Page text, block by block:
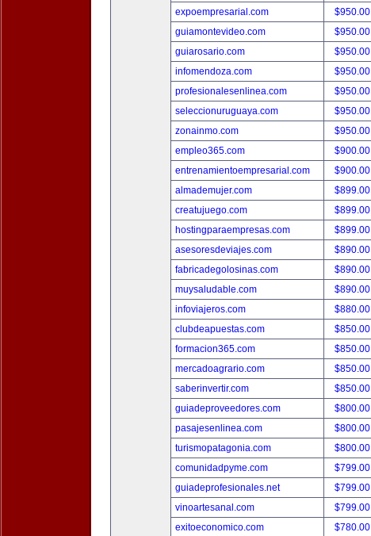
expoempresarial.com
$950.00
guiamontevideo.com
$950.00
guiarosario.com
$950.00
infomendoza.com
$950.00
profesionalesenlinea.com
$950.00
seleccionuruguaya.com
$950.00
zonainmo.com
$950.00
empleo365.com
$900.00
entrenamientoempresarial.com
$900.00
almademujer.com
$899.00
creatujuego.com
$899.00
hostingparaempresas.com
$899.00
asesoresdeviajes.com
$890.00
fabricadegolosinas.com
$890.00
muysaludable.com
$890.00
infoviajeros.com
$880.00
clubdeapuestas.com
$850.00
formacion365.com
$850.00
mercadoagrario.com
$850.00
saberinvertir.com
$850.00
guiadeproveedores.com
$800.00
pasajesenlinea.com
$800.00
turismopatagonia.com
$800.00
comunidadpyme.com
$799.00
guiadeprofesionales.net
$799.00
vinoartesanal.com
$799.00
exitoeconomico.com
$780.00